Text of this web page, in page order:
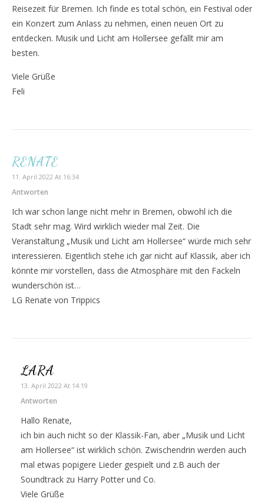
Reisezeit für Bremen. Ich finde es total schön, ein Festival oder
ein Konzert zum Anlass zu nehmen, einen neuen Ort zu
entdecken. Musik und Licht am Hollersee gefällt mir am
besten.
Viele Grüße
Feli
RENATE
11. April 2022 At 16:34
Antworten
Ich war schon lange nicht mehr in Bremen, obwohl ich die
Stadt sehr mag. Wird wirklich wieder mal Zeit. Die
Veranstaltung „Musik und Licht am Hollersee“ würde mich sehr
interessieren. Eigentlich stehe ich gar nicht auf Klassik, aber ich
könnte mir vorstellen, dass die Atmosphäre mit den Fackeln
wunderschön ist…
LG Renate von Trippics
LARA
13. April 2022 At 14:19
Antworten
Hallo Renate,
ich bin auch nicht so der Klassik-Fan, aber „Musik und Licht
am Hollersee“ ist wirklich schön. Zwischendrin werden auch
mal etwas popigere Lieder gespielt und z.B auch der
Soundtrack zu Harry Potter und Co.
Viele Grüße